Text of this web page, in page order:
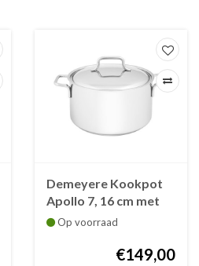
Demeyere Kookpot
Apollo 7, 16 cm met
deksel
Op voorraad
€149,00